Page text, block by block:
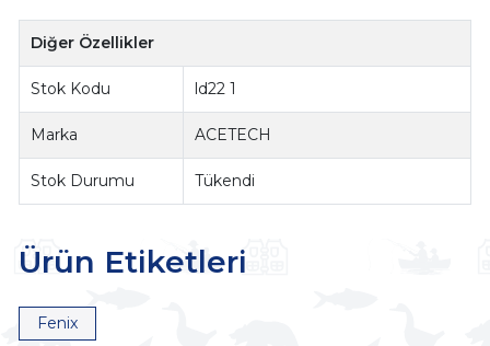
Diğer Özellikler
Stok Kodu ld22 1
Marka ACETECH
Stok Durumu Tükendi
Ürün Etiketleri
Fenix